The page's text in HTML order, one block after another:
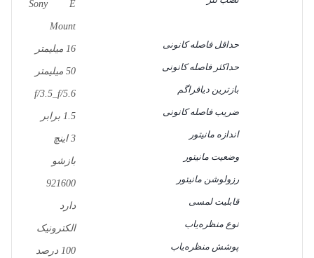
Sony E
Mount
حداقل فاصله کانونی
16 میلیمتر
حداکثر فاصله کانونی
50 میلیمتر
بازترین دیافراگم
f/3.5_f/5.6
ضریب فاصله کانونی
1.5 برابر
اندازه مانیتور
3 اینچ
وضعیت مانیتور
بازشو
رزولوشن مانیتور
921600
قابلیت لمسی
دارد
نوع منظره‌یاب
الکترونیک
پوشش منظره‌یاب
100 درصد